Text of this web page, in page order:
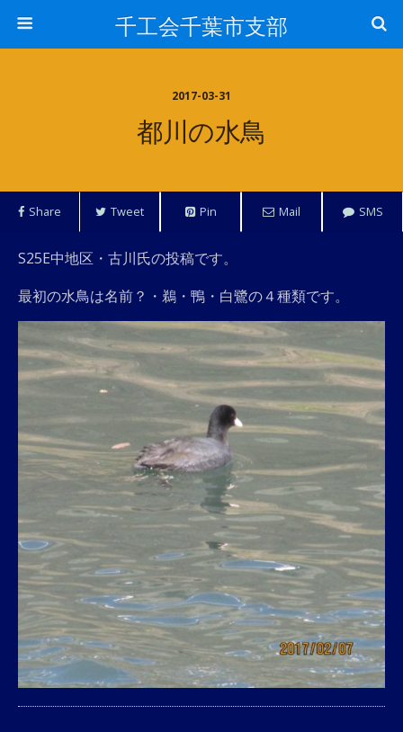
千工会千葉市支部
2017-03-31
都川の水鳥
Share Tweet Pin Mail SMS
S25E中地区・古川氏の投稿です。
最初の水鳥は名前？・鵜・鴨・白鷺の４種類です。